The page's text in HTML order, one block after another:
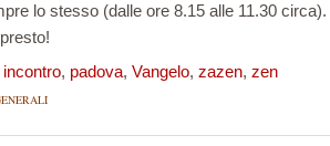
lo stesso (dalle ore 8.15 alle 11.30 circa).
incontro, padova, Vangelo, zazen, zen